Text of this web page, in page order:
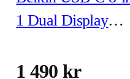
1 Dual Display
1 490 kr